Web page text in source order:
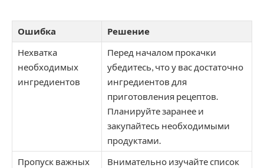
Ошибка
Решение
Нехватка
необходимых
ингредиентов
Перед началом прокачки
убедитесь, что у вас достаточно
ингредиентов для
приготовления рецептов.
Планируйте заранее и
закупайтесь необходимыми
продуктами.
Пропуск важных
Внимательно изучайте список